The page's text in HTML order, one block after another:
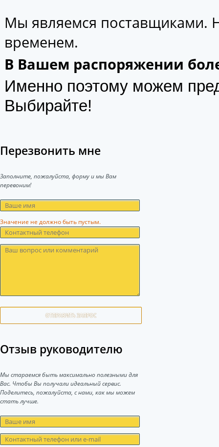
Мы являемся поставщиками.
временем.
В Вашем распоряжении
Именно поэтому можем
Выбирайте!
Перезвонить мне
Заполните, пожалуйста, форму и мы Вам
перевоним!
Значение не должно быть пустым.
ОТПРАВИТЬ ЗАПРОС
Отзыв руководителю
Мы стараемся быть максимально полезными для
Вас. Чтобы Вы получали идеальный сервис.
Поделитесь, пожалуйста, с нами, как мы можем
стать лучше.